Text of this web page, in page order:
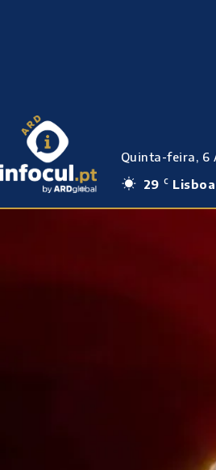
Quinta-feira, 6
29 C Lisboa